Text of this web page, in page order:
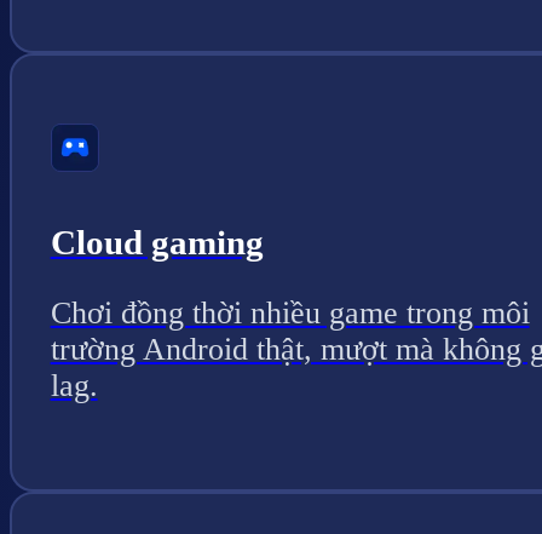
Cloud gaming
Chơi đồng thời nhiều game trong môi
trường Android thật, mượt mà không
lag.